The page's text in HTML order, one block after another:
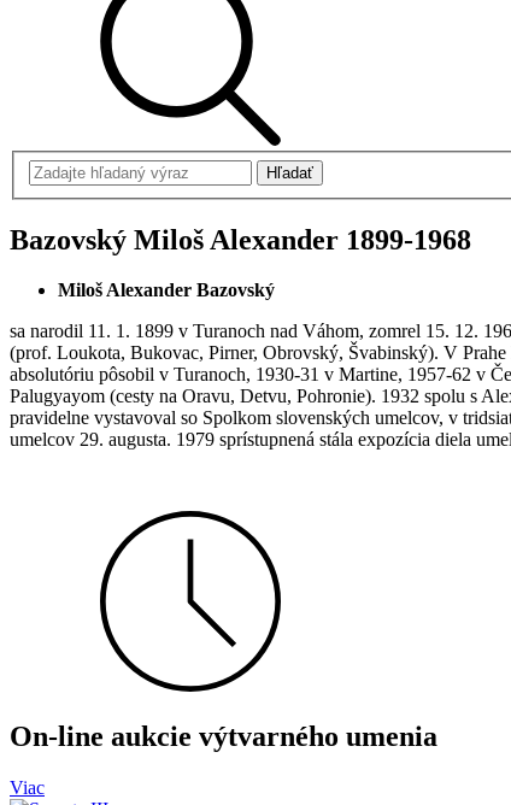
Bazovský Miloš Alexander 1899-1968
Miloš Alexander Bazovský
sa narodil 11. 1. 1899 v Turanoch nad Váhom, zomrel 15. 12.
(prof. Loukota, Bukovac, Pirner, Obrovský, Švabinský). V
absolutóriu pôsobil v Turanoch, 1930-31 v Martine, 1957-62 v
Palugyayom (cesty na Oravu, Detvu, Pohronie). 1932 spolu s
pravidelne vystavoval so Spolkom slovenských umelcov, v
umelcov 29. augusta. 1979 sprístupnená stála expozícia diela
On-line aukcie výtvarného umenia
Viac